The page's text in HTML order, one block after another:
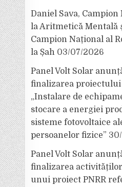
Daniel Sava, Campion
la Aritmetică Mentală
Campion Național al
la Șah 03/07/2026
Panel Volt Solar
finalizarea proiectului
„Instalare de
stocare a energiei
sisteme fotovoltaice
persoanelor fizice”
Panel Volt Solar
finalizarea
unui proiect PNRR